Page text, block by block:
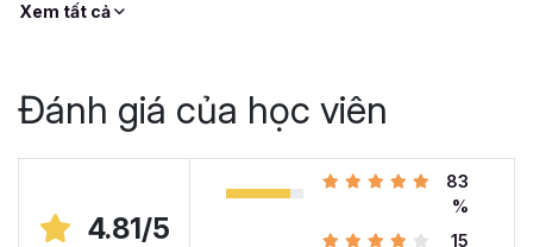
?Nếu như bạn:
Hoặc trước đây chỉ học lý thuyết nên không biết
Hoặc đã có kiến thức cơ bản về Excel và đang
muốn nâng cao kỹ năng của mình lên.
Xem tất cả
Đánh giá của học viên
4.81/5
83
%
15